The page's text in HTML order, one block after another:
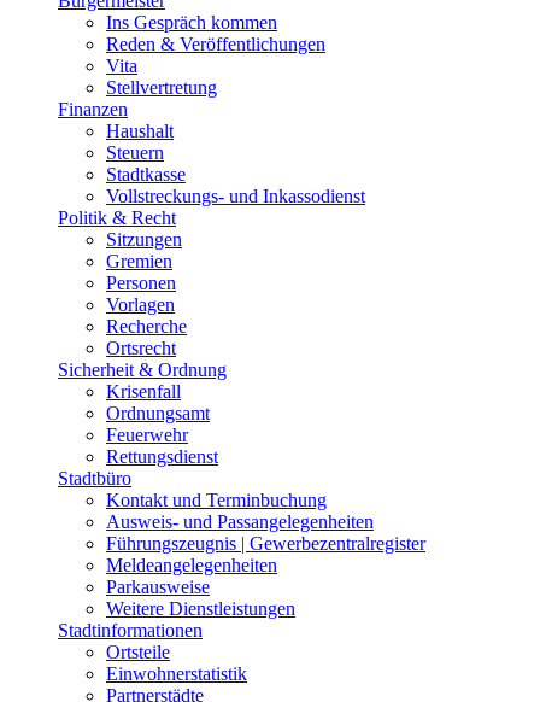
Ins Gespräch kommen
Reden & Veröffentlichungen
Vita
Stellvertretung
Finanzen
Haushalt
Steuern
Stadtkasse
Vollstreckungs- und Inkassodienst
Politik & Recht
Sitzungen
Gremien
Personen
Vorlagen
Recherche
Ortsrecht
Sicherheit & Ordnung
Krisenfall
Ordnungsamt
Feuerwehr
Rettungsdienst
Stadtbüro
Kontakt und Terminbuchung
Ausweis- und Passangelegenheiten
Führungszeugnis | Gewerbezentralregister
Meldeangelegenheiten
Parkausweise
Weitere Dienstleistungen
Stadtinformationen
Ortsteile
Einwohnerstatistik
Partnerstädte